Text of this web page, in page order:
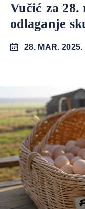
Vučić za
odlaganje
28. MAR. 2025.